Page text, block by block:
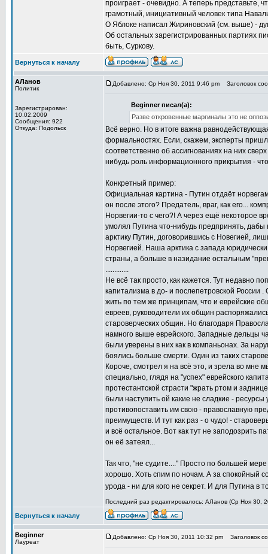
проиграет - очевидно. А теперь представьте,
грамотный, инициативный человек типа
О Яблоке написал Жириновский (см. выше) -
Об остальных зарегистрированных партиях
быть, Суркову.
Вернуться к началу
АЛанов
Политик
Зарегистрирован:
10.02.2009
Сообщения: 922
Откуда: Подольск
Добавлено: Ср Ноя 30, 2011 9:46 pm Заголовок
Beginner писал(а):
Разве откровенные маргиналы это не
Всё верно. Но в итоге важна
формальностях. Если, скажем, эксперты
соответственно об ассигнованиях на них
нибудь роль информационного прикрытия -
Конкретный пример:
Официальная картина - Путин отдаёт
он после этого? Предатель, враг, как его...
Норвегии-то с чего?! А через ещё некоторое
умолял Путина что-нибудь предпринять, дабы
арктику Путин, договорившись с Новегией,
Норвегией. Наша арктика с запада
страны, а больше в назидание остальным
.............
Не всё так просто, как кажется. Тут недавно
капитализма в до- и послепетровской России
жить по тем же принципам, что и еврейские
евреев, руководители их общин
староверческих общин. Но благодаря
намного выше еврейского. Западные дельцы
были уверены в них как в компаньонах. За
боялись больше смерти. Один из таких
Короче, смотрел я на всё это, и зрела во мне
специально, глядя на "успех" еврейского
протестантской страсти "жрать ртом и
были наступить ой какие не сладкие -
противопоставить им свою - православную
преимуществ. И тут как раз - о чудо! -
и всё остальное. Вот как тут не заподозрить
он её затеял...
Так что, "не судите...." Просто по большей
хорошо. Хоть спим по ночам. А за спокойный
урода - ни для кого не секрет. И для Путина в
Последний раз редактировалось: АЛанов (Ср Ноя 30,
Вернуться к началу
Beginner
Лауреат
Добавлено: Ср Ноя 30, 2011 10:32 pm Заголовок